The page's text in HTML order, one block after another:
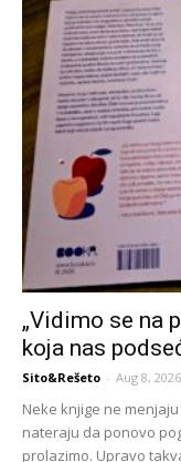
„Vidimo se na
koja nas
Sito&Rešeto - Aug 8, 2026
Neke knjige ne
nateraju da ponovo
prolazimo. Upravo